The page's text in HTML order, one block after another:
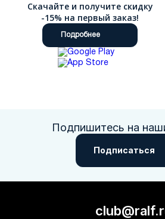
Скачайте и получите скидку
-15% на первый заказ!
Подробнее
Подпишитесь на
Подписаться